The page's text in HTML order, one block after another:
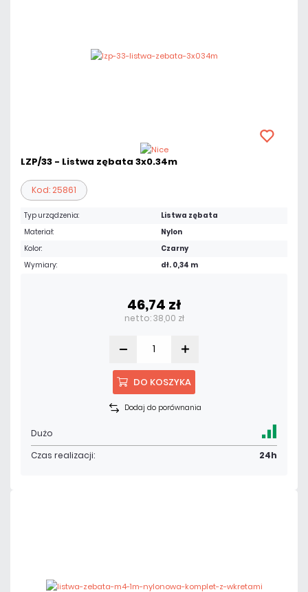
LZP/33 - Listwa zębata 3x0.34m
Kod: 25861
Typ urządzenia:
Listwa zębata
Materiał:
Nylon
Kolor:
Czarny
Wymiary:
dł. 0,34 m
46,74 zł
netto: 38,00 zł
DO KOSZYKA
Dodaj do porównania
Dużo
Czas realizacji:
24h